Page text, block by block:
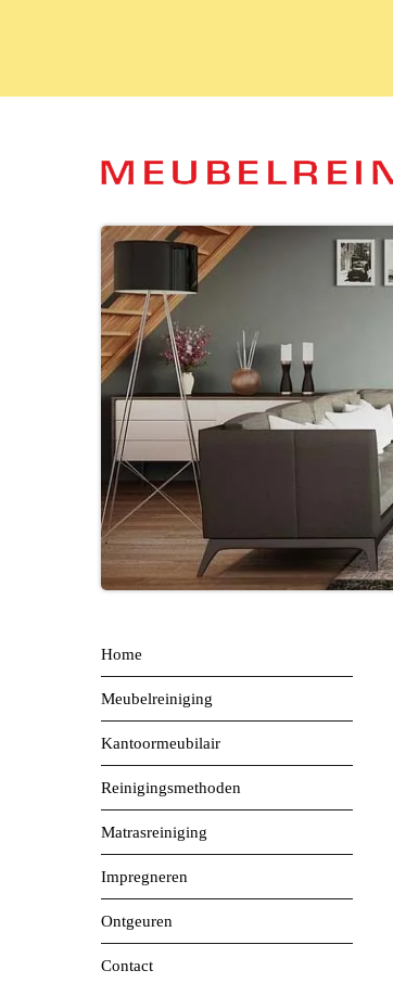
Home
Meubelreiniging
Kantoormeubilair
Reinigingsmethoden
Matrasreiniging
Impregneren
Ontgeuren
Contact